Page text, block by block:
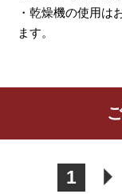
・乾燥機の使用は
ます。
レビューを書く
1